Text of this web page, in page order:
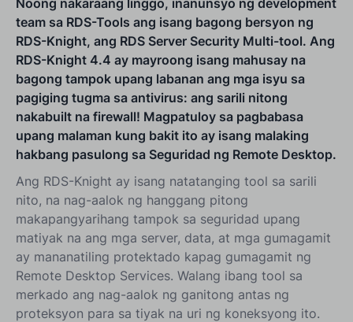
Noong nakaraang linggo, inanunsyo ng development
team sa RDS-Tools ang isang bagong bersyon ng
RDS-Knight, ang RDS Server Security Multi-tool. Ang
RDS-Knight 4.4 ay mayroong isang mahusay na
bagong tampok upang labanan ang mga isyu sa
pagiging tugma sa antivirus: ang sarili nitong
nakabuilt na firewall! Magpatuloy sa pagbabasa
upang malaman kung bakit ito ay isang malaking
hakbang pasulong sa Seguridad ng Remote Desktop.
Ang RDS-Knight ay isang natatanging tool sa sarili
nito, na nag-aalok ng hanggang pitong
makapangyarihang tampok sa seguridad upang
matiyak na ang mga server, data, at mga gumagamit
ay mananatiling protektado kapag gumagamit ng
Remote Desktop Services. Walang ibang tool sa
merkado ang nag-aalok ng ganitong antas ng
proteksyon para sa tiyak na uri ng koneksyong ito.